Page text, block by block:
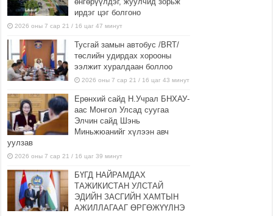
ирдэг цэг болгоно
2026 оны 7 сар 21 / 16 цаг 47 минут
Тусгай замын автобус /BRT/
төслийн удирдах хорооны
ээлжит хуралдаан боллоо
2026 оны 7 сар 21 / 16 цаг 43 минут
Ерөнхий сайд Н.Учрал БНХАУ-
аас Монгол Улсад суугаа
Элчин сайд Шэнь
Миньжюанийг хүлээн авч
уулзав
2026 оны 7 сар 21 / 16 цаг 39 минут
БҮГД НАЙРАМДАХ
ТАЖИКИСТАН УЛСТАЙ
ЭДИЙН ЗАСГИЙН ХАМТЫН
АЖИЛЛАГААГ ӨРГӨЖҮҮЛНЭ